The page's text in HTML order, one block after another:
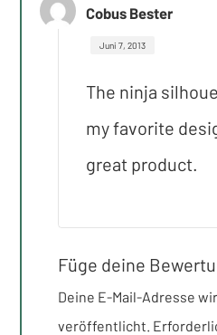
Cobus Bester
Juni 7, 2013
The ninja
my favorite
great product.
Füge deine
Deine E-Mail-Adresse
veröffentlicht.